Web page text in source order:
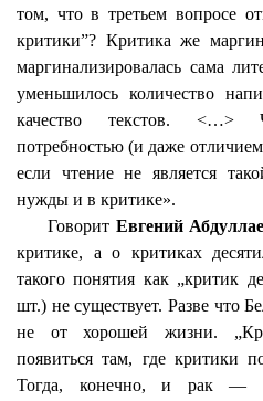
том, что в третьем вопросе
критики”? Критика же
маргинализировалась сама
уменьшилось количество
качество текстов. <…>
потребностью (и даже
если чтение не является
нужды и в критике».
Говорит Евгений
критике, а о критиках
такого понятия как „критик
шт.) не существует. Разве что
не от хорошей жизни.
появиться там, где критики
Тогда, конечно, и рак —